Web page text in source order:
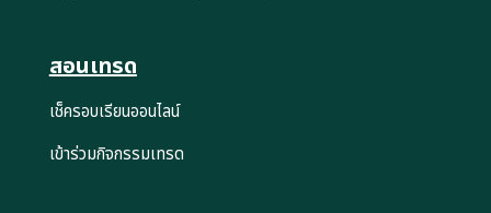
สอนเทรด
เช็ครอบเรียนออนไลน์
เข้าร่วมกิจกรรมเทรด